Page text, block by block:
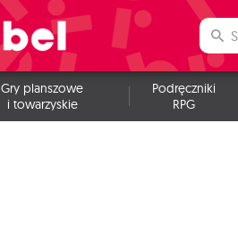
Gry planszowe
i towarzyskie
Podręczniki
RPG